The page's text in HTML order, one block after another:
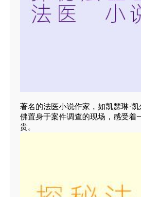
著名的法医小说作家，如凯瑟琳·
佛置身于案件调查的现场，感受着
贵。